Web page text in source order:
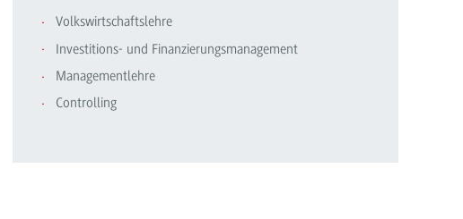
Volkswirtschaftslehre
Investitions- und Finanzierungsmanagement
Managementlehre
Controlling